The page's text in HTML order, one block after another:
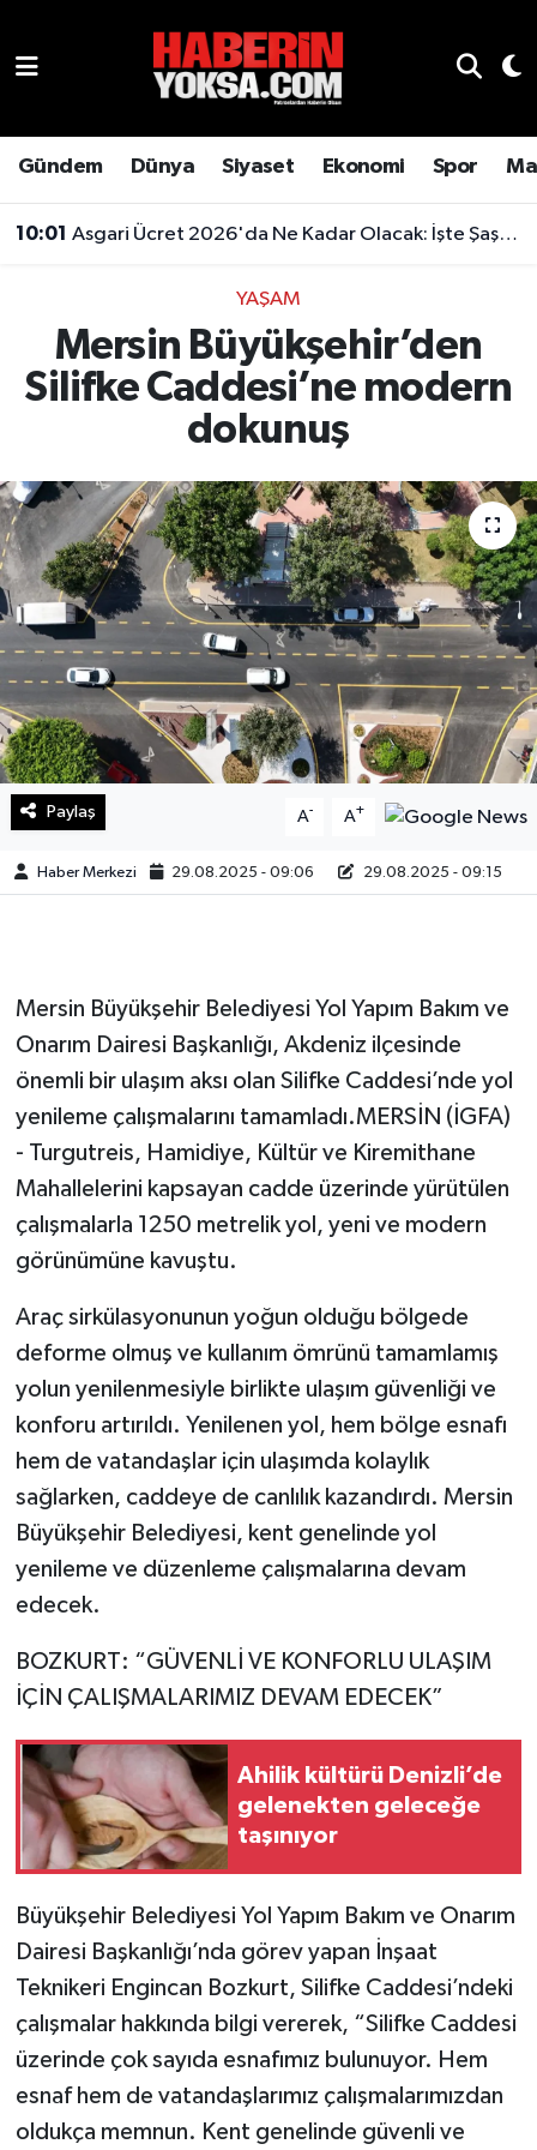
Gündem Dünya Siyaset Ekonomi Spor
10:01 Asgari Ücret 2026'da Ne Kadar Olacak: İşte Şaşırtan Rakam
YAŞAM
Mersin Büyükşehir’den
Silifke Caddesi’ne modern
dokunuş
Paylaş A- A+
Haber Merkezi 29.08.2025 - 09:06 29.08.2025 - 09:15
Mersin Büyükşehir Belediyesi Yol Yapım Bakım ve
Onarım Dairesi Başkanlığı, Akdeniz ilçesinde
önemli bir ulaşım aksı olan Silifke Caddesi’nde yol
yenileme çalışmalarını tamamladı.MERSİN (İGFA)
- Turgutreis, Hamidiye, Kültür ve Kiremithane
Mahallelerini kapsayan cadde üzerinde yürütülen
çalışmalarla 1250 metrelik yol, yeni ve modern
görünümüne kavuştu.
Araç sirkülasyonunun yoğun olduğu bölgede
deforme olmuş ve kullanım ömrünü tamamlamış
yolun yenilenmesiyle birlikte ulaşım güvenliği ve
konforu artırıldı. Yenilenen yol, hem bölge esnafı
hem de vatandaşlar için ulaşımda kolaylık
sağlarken, caddeye de canlılık kazandırdı. Mersin
Büyükşehir Belediyesi, kent genelinde yol
yenileme ve düzenleme çalışmalarına devam
edecek.
BOZKURT: “GÜVENLİ VE KONFORLU ULAŞIM
İÇİN ÇALIŞMALARIMIZ DEVAM EDECEK”
Ahilik kültürü Denizli’de
gelenekten geleceğe
taşınıyor
Büyükşehir Belediyesi Yol Yapım Bakım ve Onarım
Dairesi Başkanlığı’nda görev yapan İnşaat
Teknikeri Engincan Bozkurt, Silifke Caddesi’ndeki
çalışmalar hakkında bilgi vererek, “Silifke Caddesi
üzerinde çok sayıda esnafımız bulunuyor. Hem
esnaf hem de vatandaşlarımız çalışmalarımızdan
oldukça memnun. Kent genelinde güvenli ve
Genel
Gündem
Otomobil
Sağlık
Teknoloji
Yaşam
Hava Durumu
Son Dakika Haberleri
Haber Arşivi